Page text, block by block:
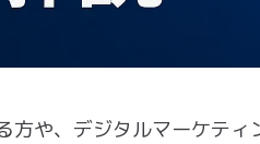
や、デジタルマーケティ